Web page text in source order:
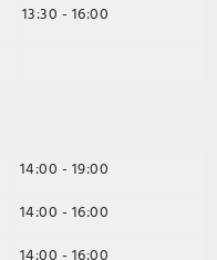
13:30 - 16:00
14:00 - 19:00
14:00 - 16:00
14:00 - 16:00